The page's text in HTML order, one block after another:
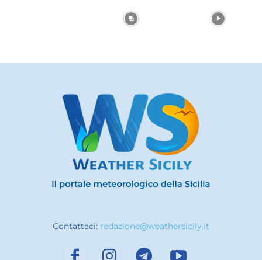
Contattaci: redazione@weathersicily.it